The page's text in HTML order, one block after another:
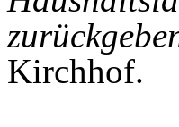
Kirchhof.